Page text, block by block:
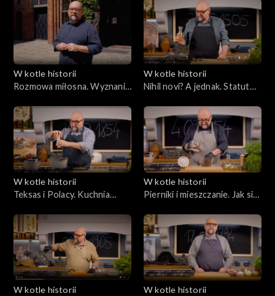
W kotle historii
Rozmowa miłosna. Wyznania
W kotle historii
Nihil novi? A jednak. Statut
W kotle historii
Teksas i Polacy. Kuchnia
W kotle historii
Pierniki i mieszczanie. Jak się
W kotle historii
W kotle historii